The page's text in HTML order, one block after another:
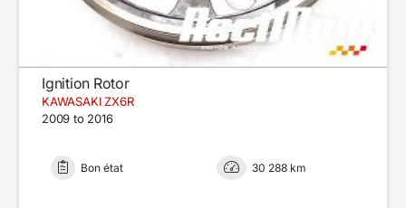
Ignition Rotor
KAWASAKI ZX6R
2009 to 2016
Bon état 30 288 km